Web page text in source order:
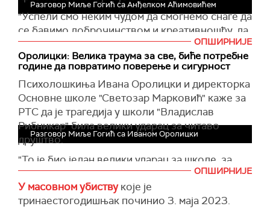
"Успели смо неким чудом да смогнемо снаге да
се бавимо доброчинством и креативношћу, да
наставимо њен живот на начин на који га је
она живела, помажући другима. На тај начин
сећање на њу не бледи. Она је увек присутна и
кроз хаљине које дарујемо деци, кроз
креативне радионице, кроз оно што радимо са
децом уопште, а такође и сваки чин
доброчинства према људима који су рањени је
такође за нас неки омаж", каже Аћимовић.
Додаје да су активности фондације усмерене
на рад са децом, креативне радионице, као и
на теме попут "дигиталног тровања" деце, које
види као један од важних проблема.
Разговор Миље Гогић са Анђелком Аћимовићем
ОПШИРНИЈЕ
Оролицки: Велика траума за све, биће потребне
године да повратимо поверење и сигурност
Психолошкиња Ивана Оролицки и директорка
Основне школе "Светозар Марковић" каже за
РТС да је трагедија у школи "Владислав
Рибникар" била велики ударац за читаво
друштво.
"То је био један велики ударац за школе, за
друштво у целини и важно је просто да тим
сећањем некако заједно кроз то прођемо као
друштво. Зато је важно дати некакав оквир
Разговор Миље Гогић са Иваном Оролицки
ОПШИРНИЈЕ
У масовном убиствукоје је
тринаестогодишњак починио 3. маја 2023.